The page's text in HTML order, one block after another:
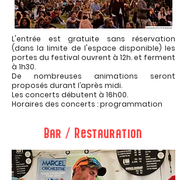
L'entrée est gratuite sans réservation
(dans la limite de l'espace disponible) les
portes du festival ouvrent à 12h. et ferment
à 1h30.
De nombreuses animations seront
proposés durant l’après midi.
Les concerts débutent à 16h00.
Horaires des concerts : programmation
Bar / Restauration